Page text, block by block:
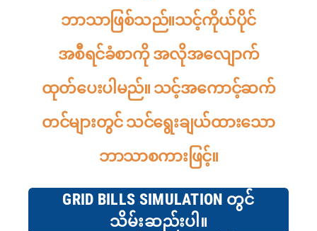
ဘာသာဖြစ်သည်။သင့်ကိုယ်ပိုင်
အစီရင်ခံစာကို အလိုအလျောက်
ထုတ်ပေးပါမည်။ သင့်အကောင့်ဆက်
တင်များတွင် သင်ရွေးချယ်ထားသော
ဘာသာစကားဖြင့်။
GRID BILLS SIMULATION တွင်
သိမ်းဆည်းပါ။